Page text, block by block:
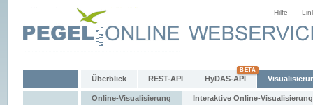
Hilfe
Überblick REST-API HyDAS-API
Online-Visualisierung Interaktive Online-Visualisierung